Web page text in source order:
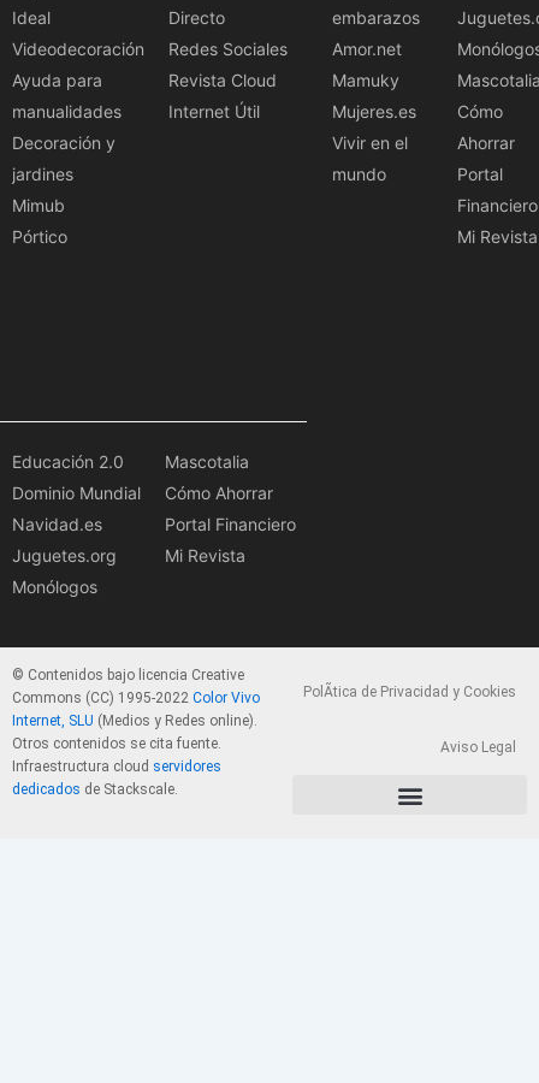
Ideal
Videodecoración
Ayuda para
manualidades
Decoración y
jardines
Mimub
Pórtico
Directo
Redes Sociales
Revista Cloud
Internet Útil
embarazos
Amor.net
Mamuky
Mujeres.es
Vivir en el
mundo
Cómo
Ahorrar
Portal
Financiero
Mi Revista
Educación 2.0
Dominio Mundial
Navidad.es
Juguetes.org
Monólogos
Mascotalia
Cómo Ahorrar
Portal Financiero
Mi Revista
© Contenidos bajo licencia Creative
Commons (CC) 1995-2022 Color Vivo
Internet, SLU (Medios y Redes online).
Otros contenidos se cita fuente.
Infraestructura cloud servidores
dedicados de Stackscale.
PolÃ­tica de Privacidad y Cookies
Aviso Legal